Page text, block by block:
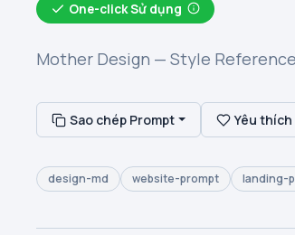
One-click Sử dụng
Mother Design — Style Reference
Sao chép Prompt Yêu thích
design-md website-prompt landing-